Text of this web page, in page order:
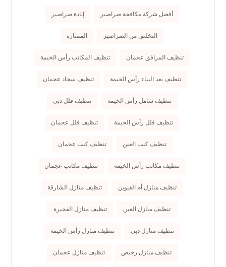
أفضل شركة مكافحة صراصير إبادة صراصير
التخلص من الصراصير الممتازة
تنظيف المرافق عجمان تنظيف المكاتب رأس الخيمة
تنظيف بعد البناء رأس الخيمة تنظيف سجاد عجمان
تنظيف شامل رأس الخيمة تنظيف فلل دبي
تنظيف فلل رأس الخيمة تنظيف فلل عجمان
تنظيف كنب العين تنظيف كنب عجمان
تنظيف مكاتب رأس الخيمة تنظيف مكاتب عجمان
تنظيف منازل أم القيوين تنظيف منازل الشارقة
تنظيف منازل العين تنظيف منازل الفجيرة
تنظيف منازل دبي تنظيف منازل رأس الخيمة
تنظيف منازل رخيص تنظيف منازل عجمان